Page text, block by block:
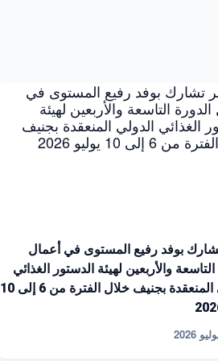
بوفد رفيع المستوى في أعمال
والأربعين لهيئة الدستور الغذائي
الدولي المنعقدة بجنيف خلال الفترة من 6 إلى 10